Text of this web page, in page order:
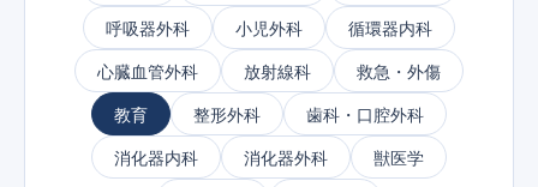
呼吸器外科
小児外科
循環器内科
心臓血管外科
放射線科
救急・外傷
教育
整形外科
歯科・口腔外科
消化器内科
消化器外科
獣医学